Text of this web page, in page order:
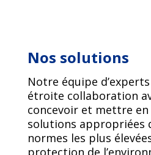
Nos solutions
Notre équipe
étroite collaboration
concevoir et mettre
solutions appropriées
normes les plus
protection de